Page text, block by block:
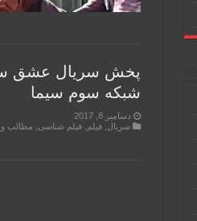
پخش سریال عشق
شبکه سوم سیما
دسامبر 8, 2017
سریال فیلم فیلم شناسی مطالب